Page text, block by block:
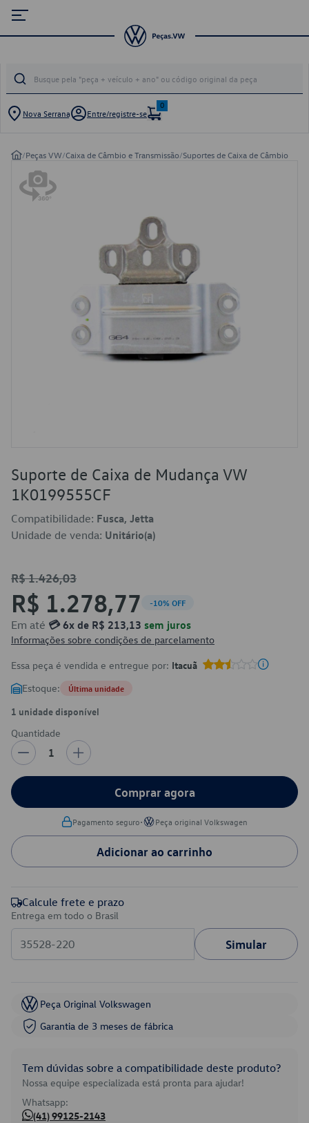
Nova Serrana Entre/registre-se
0
/Peças VW/Caixa de Câmbio e Transmissão/Suportes de Caixa de Câmbio
Suporte de Caixa de Mudança VW
1K0199555CF
Compatibilidade: Fusca, Jetta
Unidade de venda: Unitário(a)
R$ 1.426,03
R$ 1.278,77 -10% OFF
Em até 💳 6x de R$ 213,13 sem juros
Informações sobre condições de parcelamento
Essa peça é vendida e entregue por: Itacuã
Estoque: Última unidade
1 unidade disponível
Quantidade
1
Comprar agora
Pagamento seguro• Peça original Volkswagen
Adicionar ao carrinho
Calcule frete e prazo
Entrega em todo o Brasil
Simular
Peça Original Volkswagen
Garantia de 3 meses de fábrica
Tem dúvidas sobre a compatibilidade deste produto?
Nossa equipe especializada está pronta para ajudar!
Whatsapp:
(41) 99125-2143